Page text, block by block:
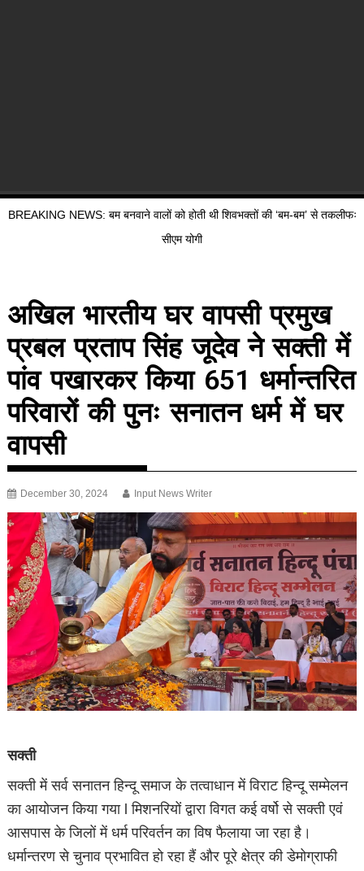
BREAKING NEWS: बम बनवाने वालों को होती थी शिवभक्तों की ‘बम-बम’ से तकलीफः
सीएम योगी
अखिल भारतीय घर वापसी प्रमुख
प्रबल प्रताप सिंह जूदेव ने सक्ती में
पांव पखारकर किया 651 धर्मान्तरित
परिवारों की पुनः सनातन धर्म में घर
वापसी
December 30, 2024 Input News Writer
सक्ती
सक्ती में सर्व सनातन हिन्दू समाज के तत्वाधान में विराट हिन्दू सम्मेलन
का आयोजन किया गया l मिशनरियों द्वारा विगत कई वर्षो से सक्ती एवं
आसपास के जिलों में धर्म परिवर्तन का विष फैलाया जा रहा है।
धर्मान्तरण से चुनाव प्रभावित हो रहा हैं और पूरे क्षेत्र की डेमोग्राफी